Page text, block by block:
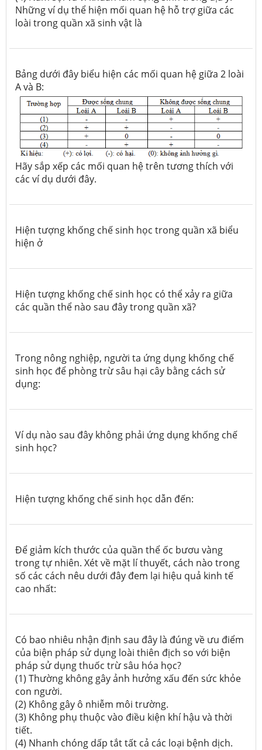
Những ví dụ thể hiện mối quan hệ hỗ trợ giữa các
loài trong quần xã sinh vật là
Bảng dưới đây biểu hiện các mối quan hệ giữa 2 loài
A và B:
Hãy sắp xếp các mối quan hệ trên tương thích với
các ví dụ dưới đây.
Hiện tượng khống chế sinh học trong quần xã biểu
hiện ở
Hiện tượng khống chế sinh học có thể xảy ra giữa
các quần thể nào sau đây trong quần xã?
Trong nông nghiệp, người ta ứng dụng khống chế
sinh học để phòng trừ sâu hại cây bằng cách sử
dụng:
Ví dụ nào sau đây không phải ứng dụng khống chế
sinh học?
Hiện tượng khống chế sinh học dẫn đến:
Để giảm kích thước của quần thể ốc bươu vàng
trong tự nhiên. Xét về mặt lí thuyết, cách nào trong
số các cách nêu dưới đây đem lại hiệu quả kinh tế
cao nhất:
Có bao nhiêu nhận định sau đây là đúng về ưu điểm
của biện pháp sử dụng loài thiên địch so với biện
pháp sử dụng thuốc trừ sâu hóa học?
(1) Thường không gây ảnh hưởng xấu đến sức khỏe
con người.
(2) Không gây ô nhiễm môi trường.
(3) Không phụ thuộc vào điều kiện khí hậu và thời
tiết.
(4) Nhanh chóng dấp tắt tất cả các loại bệnh dịch.